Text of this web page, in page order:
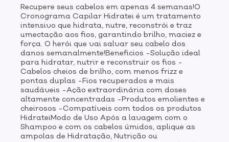
massageie bem. Não aplique próximo a raiz. Deixe agir
durante o sono. No dia seguinte, lave como de
costume.
Recupere seus cabelos em apenas 4 semanas!O
Cronograma Capilar Hidratei é um tratamento
intensivo que hidrata, nutre, reconstrói e traz
umectação aos fios, garantindo brilho, maciez e
força. O herói que vai salvar seu cabelo dos
danos semanalmente!Beneficios -Solução ideal
para hidratar, nutrir e reconstruir os fios -
Cabelos cheios de brilho, com menos frizz e
pontas duplas -Fios recuperados e mais
saudáveis -Ação extraordinária com doses
altamente concentradas -Produtos emolientes e
cheirosos -Compatíveis com todos os produtos
HidrateiModo de Uso Após a lavagem com o
Shampoo e com os cabelos úmidos, aplique as
ampolas de Hidratação, Nutrição ou